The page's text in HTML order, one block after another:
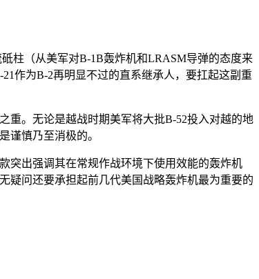
柱（从美军对B-1B轰炸机和LRASM导弹的态度来
作为B-2再明显不过的直系继承人，要扛起这副重
重。无论是越战时期美军将大批B-52投入对越的地
谨慎乃至消极的。
突出强调其在常规作战环境下使用效能的轰炸机
疑问还要承担起前几代美国战略轰炸机最为重要的